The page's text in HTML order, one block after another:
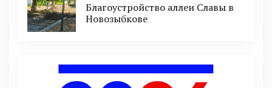
Благоустройство аллеи Славы в
Новозыбкове